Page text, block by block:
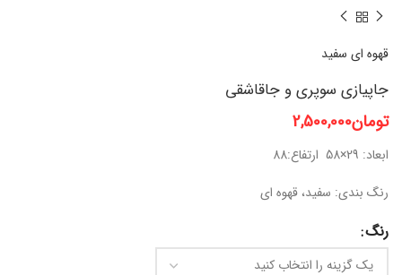
قهوه ای سفید
جاپیازی سوپری و جاقاشقی
تومان2,500,000
ابعاد: 29×58 ارتفاع:88
رنگ بندی: سفید، قهوه ای
رنگ